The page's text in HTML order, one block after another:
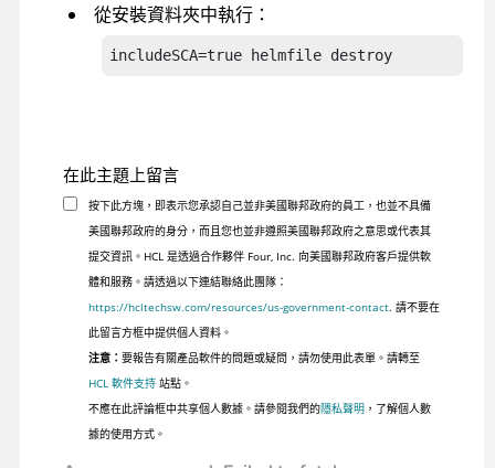
從安裝資料夾中執行：
includeSCA=true helmfile destroy
在此主題上留言
按下此方塊，即表示您承認自己並非美國聯邦政府的員工，也並不具備
美國聯邦政府的身分，而且您也並非遵照美國聯邦政府之意思或代表其
提交資訊。HCL 是透過合作夥伴 Four, Inc. 向美國聯邦政府客戶提供軟
體和服務。請透過以下連結聯絡此團隊：
https://hcltechsw.com/resources/us-government-contact. 請不要在
此留言方框中提供個人資料。
注意： 要報告有關產品軟件的問題或疑問，請勿使用此表單。請轉至
HCL 軟件支持站點。
不應在此評論框中共享個人數據。請參閱我們的隱私聲明，了解個人數
據的使用方式。